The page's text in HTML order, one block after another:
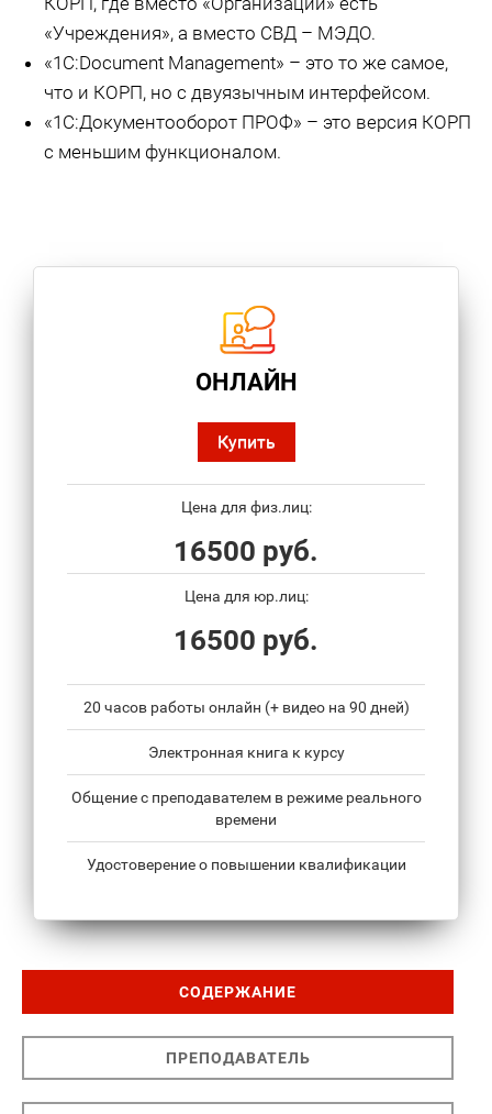
«Учреждения», а вместо СВД – МЭДО.
«1С:Document Management» – это то же самое,
что и КОРП, но с двуязычным интерфейсом.
«1С:Документооборот ПРОФ» – это версия КОРП
с меньшим функционалом.
ОНЛАЙН
Купить
Цена для физ.лиц:
16500 руб.
Цена для юр.лиц:
16500 руб.
20 часов работы онлайн (+ видео на 90 дней)
Электронная книга к курсу
Общение с преподавателем в режиме реального
времени
Удостоверение о повышении квалификации
СОДЕРЖАНИЕ
ПРЕПОДАВАТЕЛЬ